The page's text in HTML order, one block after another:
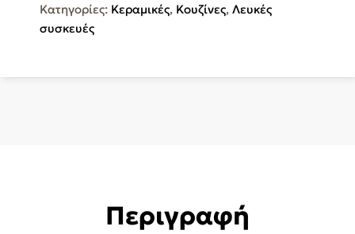
PHN039150
ποσότητα
Κατηγορίες: Κεραμικές, Κουζίνες, Λευκές
συσκευές
Περιγραφή